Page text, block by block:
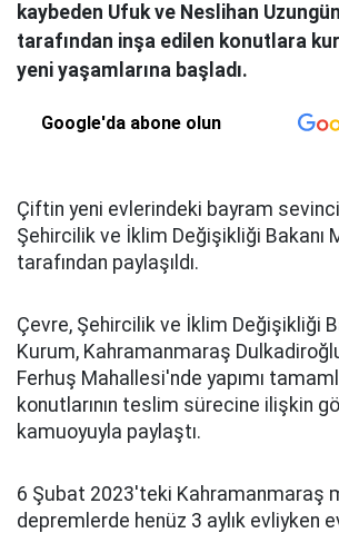
kaybeden Ufuk ve Neslihan
tarafından inşa edilen konutlara
yeni yaşamlarına başladı.
Google'da abone olun
Çiftin yeni evlerindeki bayram
Şehircilik ve İklim Değişikliği Bakanı
tarafından paylaşıldı.
Çevre, Şehircilik ve İklim Değişikliği
Kurum, Kahramanmaraş
Ferhuş Mahallesi'nde yapımı
konutlarının teslim sürecine ilişkin
kamuoyuyla paylaştı.
6 Şubat 2023'teki Kahramanmaraş
depremlerde henüz 3 aylık evliyken